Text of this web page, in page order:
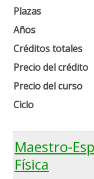
Plazas
Años
Créditos totales
Precio del crédito
Precio del curso
Ciclo
Maestro-
Física